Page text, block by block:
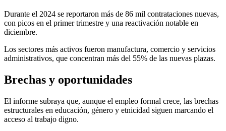
Durante el 2024 se reportaron más de 86 mil contrataciones nuevas,
con picos en el primer trimestre y una reactivación notable en
diciembre.
Los sectores más activos fueron manufactura, comercio y servicios
administrativos, que concentran más del 55% de las nuevas plazas.
Brechas y oportunidades
El informe subraya que, aunque el empleo formal crece, las brechas
estructurales en educación, género y etnicidad siguen marcando el
acceso al trabajo digno.